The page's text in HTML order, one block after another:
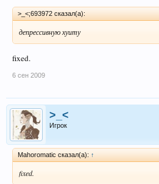
>_<;693972 сказал(а):
депрессивную хуиту
fixed.
6 сен 2009
>_<
Игрок
Mahoromatic сказал(а): ↑
fixed.